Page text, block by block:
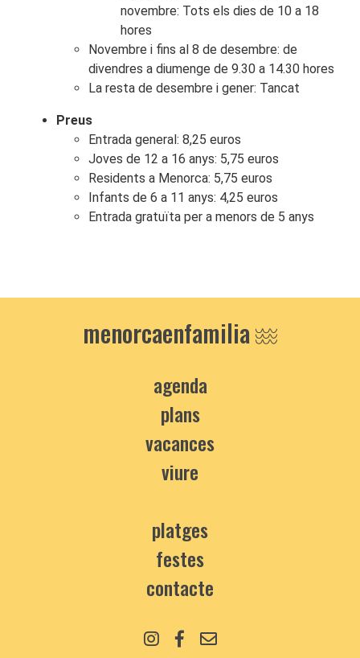
novembre: Tots els dies de 10 a 18
hores
Novembre i fins al 8 de desembre: de
divendres a diumenge de 9.30 a 14.30 hores
La resta de desembre i gener: Tancat
Preus
Entrada general: 8,25 euros
Joves de 12 a 16 anys: 5,75 euros
Residents a Menorca: 5,75 euros
Infants de 6 a 11 anys: 4,25 euros
Entrada gratuïta per a menors de 5 anys
menorcaenfamilia
agenda
plans
vacances
viure
platges
festes
contacte